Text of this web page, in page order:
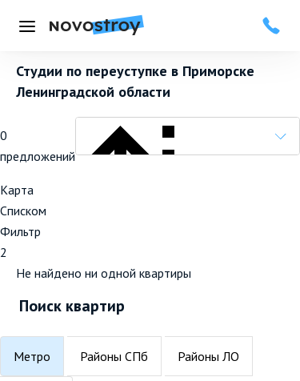
Меню
Студии по переуступке в Приморске
Ленинградской области
0
предложений
Карта
Списком
Фильтр
2
Не найдено ни одной квартиры
Поиск квартир
Метро Районы СПб Районы ЛО